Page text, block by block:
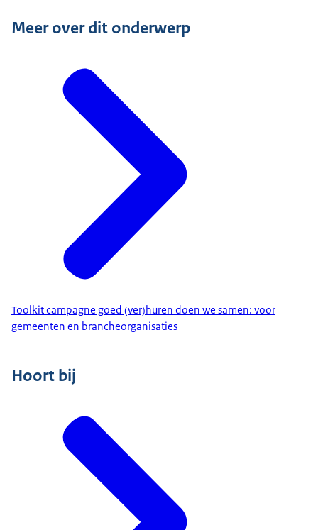
Meer over dit onderwerp
Toolkit campagne goed (ver)huren doen we samen: voor
gemeenten en brancheorganisaties
Hoort bij